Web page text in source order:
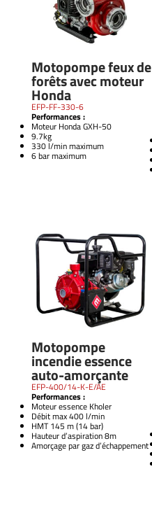
Motopompe feux de
forêts avec moteur
Honda
EFP-FF-330-6
Performances :
Moteur Honda GXH-50
9.7kg
330 l/min maximum
6 bar maximum
Motopompe
incendie essence
auto-amorçante
EFP-400/14-K-E/AE
Performances :
Moteur essence Kholer
Débit max 400 l/min
HMT 145 m (14 bar)
Hauteur d’aspiration 8m
Amorçage par gaz d’échappement